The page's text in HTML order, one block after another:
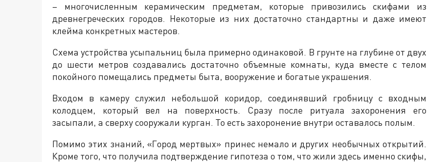
– многочисленным керамическим предметам, которые привозились скифами из
древнегреческих городов. Некоторые из них достаточно стандартны и даже имеют
клейма конкретных мастеров.
Схема устройства усыпальниц была примерно одинаковой. В грунте на глубине от двух
до шести метров создавались достаточно объемные комнаты, куда вместе с телом
покойного помещались предметы быта, вооружение и богатые украшения.
Входом в камеру служил небольшой коридор, соединявший гробницу с входным
колодцем, который вел на поверхность. Сразу после ритуала захоронения его
засыпали, а сверху сооружали курган. То есть захоронение внутри оставалось полым.
Помимо этих знаний, «Город мертвых» принес немало и других необычных открытий.
Кроме того, что получила подтверждение гипотеза о том, что жили здесь именно скифы,